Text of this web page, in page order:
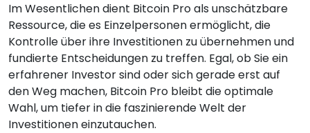
Im Wesentlichen dient Bitcoin Pro als unschätzbare
Ressource, die es Einzelpersonen ermöglicht, die
Kontrolle über ihre Investitionen zu übernehmen und
fundierte Entscheidungen zu treffen. Egal, ob Sie ein
erfahrener Investor sind oder sich gerade erst auf
den Weg machen, Bitcoin Pro bleibt die optimale
Wahl, um tiefer in die faszinierende Welt der
Investitionen einzutauchen.